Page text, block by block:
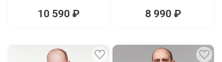
10 590 ₽ 8 990 ₽